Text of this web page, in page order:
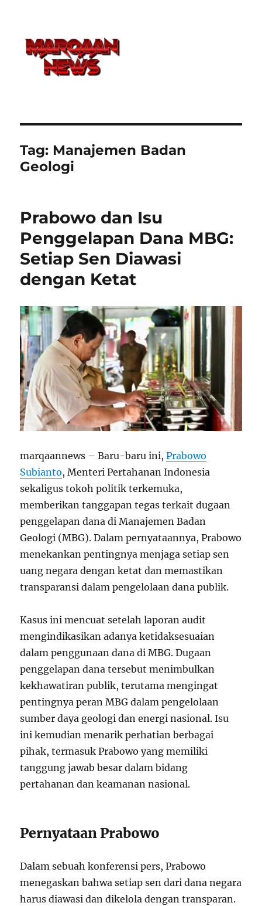
Tag: Manajemen Badan
Geologi
Prabowo dan Isu
Penggelapan Dana MBG:
Setiap Sen Diawasi
dengan Ketat
marqaannews – Baru-baru ini,Prabowo
Subianto, Menteri Pertahanan Indonesia
sekaligus tokoh politik terkemuka,
memberikan tanggapan tegas terkait dugaan
penggelapan dana di Manajemen Badan
Geologi (MBG). Dalam pernyataannya, Prabowo
menekankan pentingnya menjaga setiap sen
uang negara dengan ketat dan memastikan
transparansi dalam pengelolaan dana publik.
Kasus ini mencuat setelah laporan audit
mengindikasikan adanya ketidaksesuaian
dalam penggunaan dana di MBG. Dugaan
penggelapan dana tersebut menimbulkan
kekhawatiran publik, terutama mengingat
pentingnya peran MBG dalam pengelolaan
sumber daya geologi dan energi nasional. Isu
ini kemudian menarik perhatian berbagai
pihak, termasuk Prabowo yang memiliki
tanggung jawab besar dalam bidang
pertahanan dan keamanan nasional.
Pernyataan Prabowo
Dalam sebuah konferensi pers, Prabowo
menegaskan bahwa setiap sen dari dana negara
harus diawasi dan dikelola dengan transparan.